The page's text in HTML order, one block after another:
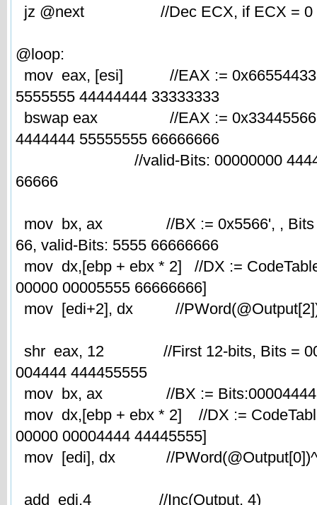
jz @next //Dec ECX, if ECX = 0
@loop:
mov eax, [esi] //EAX := 0x66554433 ,
5555555 44444444 33333333
bswap eax //EAX := 0x33445566 ,
4444444 55555555 66666666
//valid-Bits: 00000000
66666
mov bx, ax //BX := 0x5566', , Bits =
66, valid-Bits: 5555 66666666
mov dx,[ebp + ebx * 2] //DX :=
00000 00005555 66666666]
mov [edi+2], dx //
shr eax, 12 //First 12-bits, Bits =
004444 444455555
mov bx, ax //BX := Bits:00004444
mov dx,[ebp + ebx * 2] //DX :=
00000 00004444 44445555]
mov [edi], dx //PWord(@Output[0])^
add edi,4 //Inc(Output, 4)